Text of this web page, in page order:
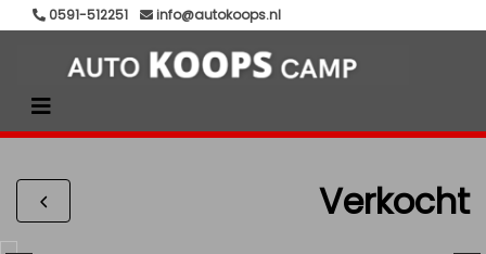
0591-512251 info@autokoops.nl
Verkocht